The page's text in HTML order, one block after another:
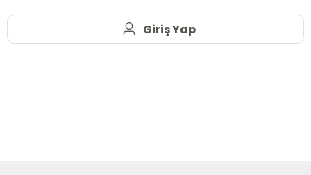
Giriş Yap